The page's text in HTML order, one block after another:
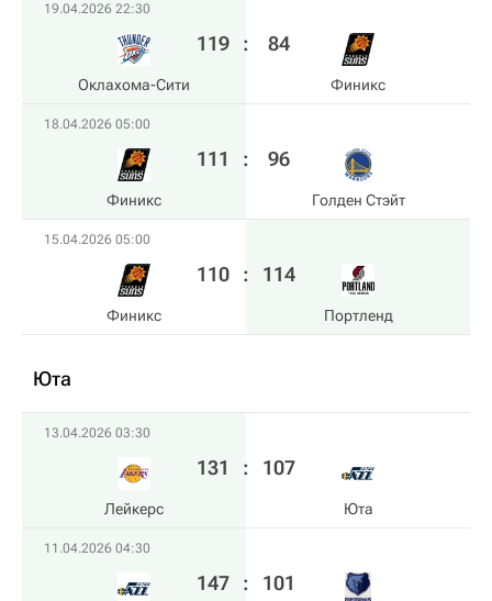
19.04.2026 22:30
Оклахома-Сити
119 : 84
Финикс
18.04.2026 05:00
Финикс
111 : 96
Голден Стэйт
15.04.2026 05:00
Финикс
110 : 114
Портленд
Юта
13.04.2026 03:30
Лейкерс
131 : 107
Юта
11.04.2026 04:30
147 : 101